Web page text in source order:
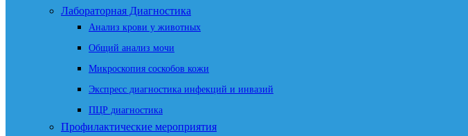
Лабораторная Диагностика
Анализ крови у животных
Общий анализ мочи
Микроскопия соскобов кожи
Экспресс диагностика инфекций и инвазий
ПЦР диагностика
Профилактические мероприятия